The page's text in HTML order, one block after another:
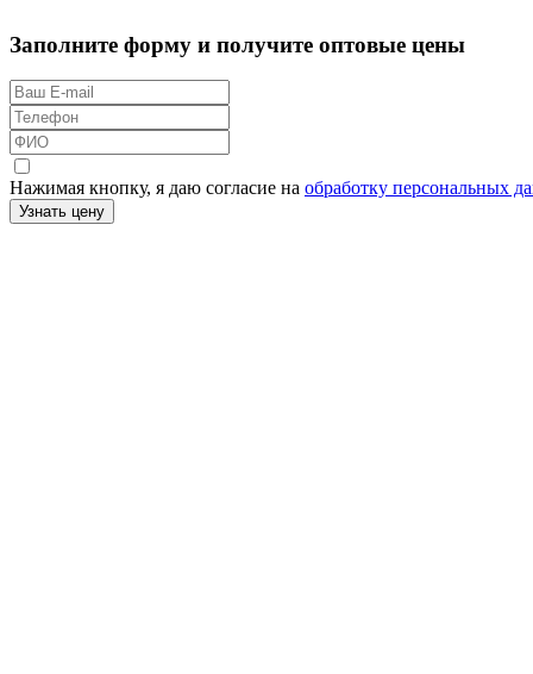
Заполните форму и получите оптовые цены
Нажимая кнопку, я даю согласие на обработку персональных
Узнать цену